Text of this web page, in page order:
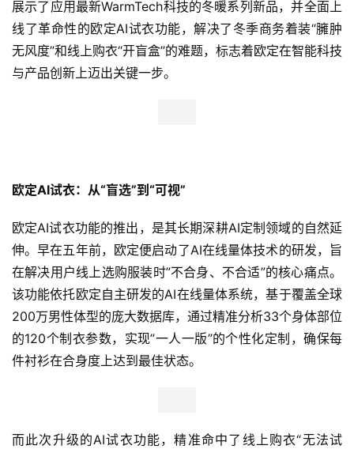
展示了应用最新WarmTech科技的冬暖系列新品，并全面上
线了革命性的欧定AI试衣功能，解决了冬季商务着装“臃肿
无风度”和线上购衣“开盲盒”的难题，标志着欧定在智能科技
与产品创新上迈出关键一步。
欧定AI试衣：从“盲选”到“可视”
欧定AI试衣功能的推出，是其长期深耕AI定制领域的自然延
伸。早在五年前，欧定便启动了AI在线量体技术的研发，旨
在解决用户线上选购服装时”不合身、不合适”的核心痛点。
该功能依托欧定自主研发的AI在线量体系统，基于覆盖全球
200万男性体型的庞大数据库，通过精准分析33个身体部位
的120个制衣参数，实现”一人一版”的个性化定制，确保每
件衬衫在合身度上达到最佳状态。
而此次升级的AI试衣功能，精准命中了线上购衣“无法试